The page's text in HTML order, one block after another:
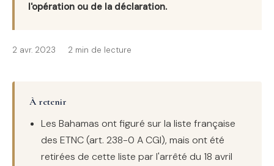
l'opération ou de la déclaration.
2 avr. 2023 2 min de lecture
À retenir
Les Bahamas ont figuré sur la liste française
des ETNC (art. 238-0 A CGI), mais ont été
retirées de cette liste par l'arrêté du 18 avril